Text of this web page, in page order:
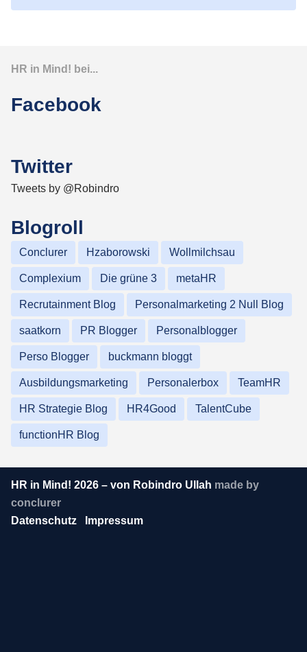
HR in Mind! bei...
Facebook
Twitter
Tweets by @Robindro
Blogroll
Conclurer Hzaborowski Wollmilchsau
Complexium Die grüne 3 metaHR
Recrutainment Blog Personalmarketing 2 Null Blog
saatkorn PR Blogger Personalblogger
Perso Blogger buckmann bloggt
Ausbildungsmarketing Personalerbox TeamHR
HR Strategie Blog HR4Good TalentCube
functionHR Blog
HR in Mind! 2026 – von Robindro Ullah made by
conclurer
Datenschutz
Impressum